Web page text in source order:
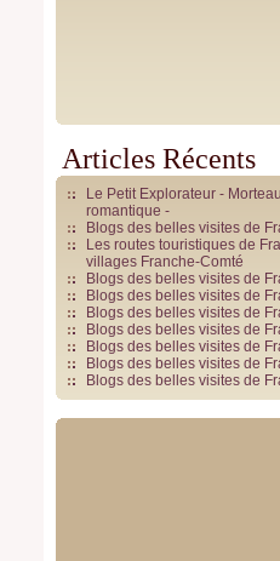
Articles Récents
Le Petit Explorateur -
romantique -
Blogs des belles visites de
Les routes touristiques de
villages Franche-Comté
Blogs des belles visites de
Blogs des belles visites de
Blogs des belles visites de
Blogs des belles visites de
Blogs des belles visites de
Blogs des belles visites de
Blogs des belles visites de